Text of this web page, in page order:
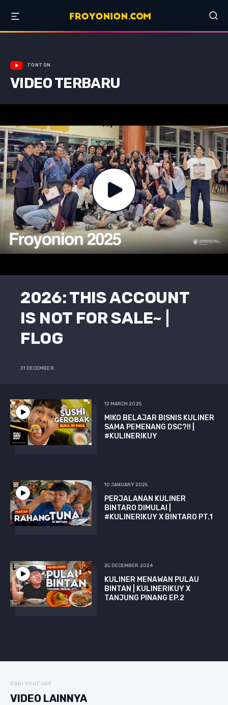
12 MARCH 2025
MIKO BELAJAR BISNIS KULINER
SAMA PEMENANG DSC?!! |
#KULINERIKUY
10 JANUARY 2025
PERJALANAN KULINER
BINTARO DIMULAI |
#KULINERIKUY X BINTARO PT.1
25 DECEMBER 2024
KULINER MENAWAN PULAU
BINTAN | KULINERIKUY X
TANJUNG PINANG EP.2
TONTON
VIDEO TERBARU
2026: THIS ACCOUNT
IS NOT FOR SALE~ |
FLOG
31 DECEMBER
DARI YOUTUBE
VIDEO LAINNYA